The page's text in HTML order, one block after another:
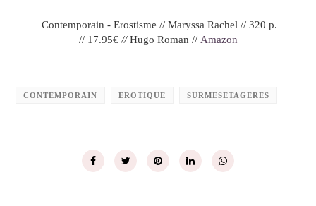
Contemporain - Erostisme // Maryssa Rachel // 320 p.
// 17.95€//Hugo Roman // Amazon
CONTEMPORAIN EROTIQUE SURMESETAGERES